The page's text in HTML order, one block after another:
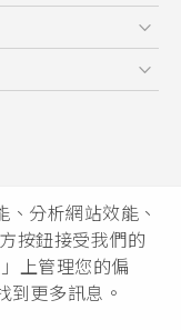
分析網站效能、
按鈕接受我們的
上管理您的偏
到更多訊息。